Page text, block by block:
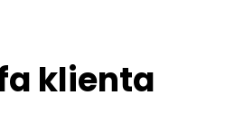
klienta